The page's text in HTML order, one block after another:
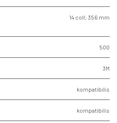
14 coll; 356 mm
500
3M
kompatibilis
kompatibilis